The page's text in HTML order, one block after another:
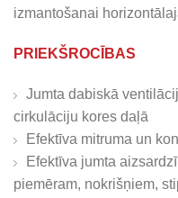
izmantošanai
PRIEKŠROCĪBAS
Jumta dabiskā
cirkulāciju kores daļā
Efektīva mitruma un
Efektīva jumta
piemēram, nokrišņiem,